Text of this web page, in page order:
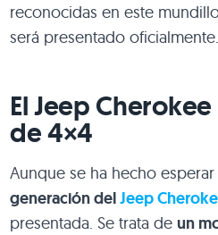
reconocidas en este
será presentado oficialmente.
El Jeep
de 4×4
Aunque se ha hecho
generación delJeep
presentada. Se trata de un